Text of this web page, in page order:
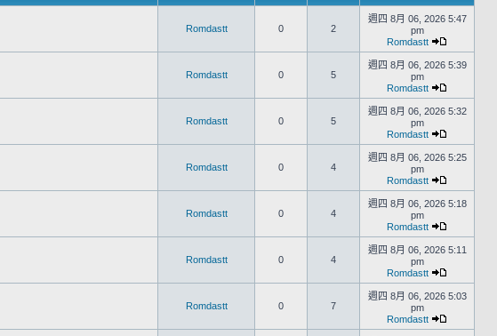
Romdastt 0 2
週四 8月 06, 2026 5:47
pm
Romdastt
Romdastt 0 5
週四 8月 06, 2026 5:39
pm
Romdastt
Romdastt 0 5
週四 8月 06, 2026 5:32
pm
Romdastt
Romdastt 0 4
週四 8月 06, 2026 5:25
pm
Romdastt
Romdastt 0 4
週四 8月 06, 2026 5:18
pm
Romdastt
Romdastt 0 4
週四 8月 06, 2026 5:11
pm
Romdastt
Romdastt 0 7
週四 8月 06, 2026 5:03
pm
Romdastt